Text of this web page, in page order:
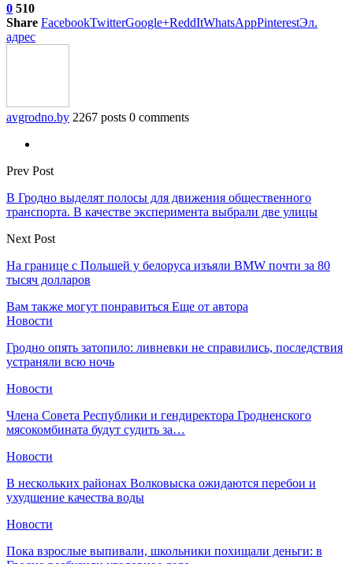
0 510
Share FacebookTwitterGoogle+ReddItWhatsAppPinterestЭл.
адрес
avgrodno.by 2267 posts 0 comments
Prev Post
В Гродно выделят полосы для движения общественного
транспорта. В качестве эксперимента выбрали две улицы
Next Post
На границе с Польшей у белоруса изъяли BMW почти за 80
тысяч долларов
Вам также могут понравиться Еще от автора
Новости
Гродно опять затопило: ливневки не справились, последствия
устраняли всю ночь
Новости
Члена Совета Республики и гендиректора Гродненского
мясокомбината будут судить за…
Новости
В нескольких районах Волковыска ожидаются перебои и
ухудшение качества воды
Новости
Пока взрослые выпивали, школьники похищали деньги: в